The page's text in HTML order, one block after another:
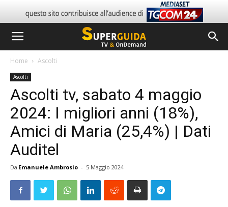
Home Ascolti
Ascolti
Ascolti tv, sabato 4 maggio
2024: I migliori anni (18%),
Amici di Maria (25,4%) | Dati
Auditel
Da Emanuele Ambrosio - 5 Maggio 2024